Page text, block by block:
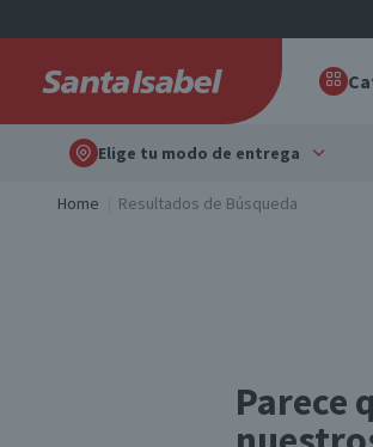
Elige tu modo de entrega
Home Resultados de Búsqueda
Parece